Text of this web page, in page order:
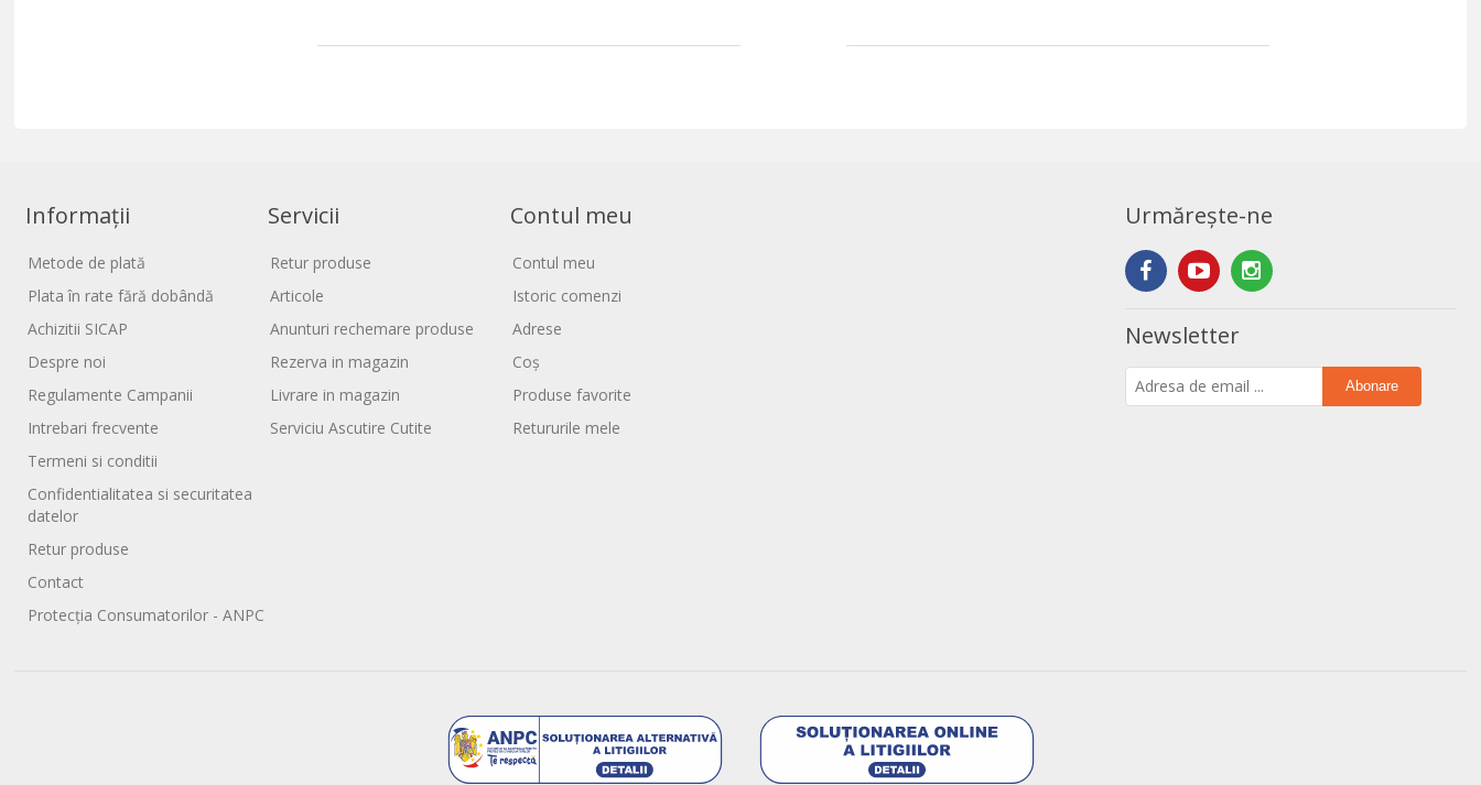
Informații
Metode de plată
Plata în rate fără dobândă
Achizitii SICAP
Despre noi
Regulamente Campanii
Intrebari frecvente
Termeni si conditii
Confidentialitatea si securitatea
datelor
Retur produse
Contact
Protecția Consumatorilor - ANPC
Servicii
Retur produse
Articole
Anunturi rechemare produse
Rezerva in magazin
Livrare in magazin
Serviciu Ascutire Cutite
Contul meu
Contul meu
Istoric comenzi
Adrese
Coș
Produse favorite
Retururile mele
Urmărește-ne
Newsletter
Abonare